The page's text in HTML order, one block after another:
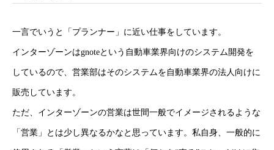
一言でいうと「プランナー」に近い仕事をしています。
インターゾーンはgnoteという自動車業界向けのシステム開発を
しているので、営業部はそのシステムを自動車業界の法人向けに
販売しています。
ただ、インターゾーンの営業は世間一般でイメージされるような
「営業」とは少し異なるかなと思っています。私自身、一般的に